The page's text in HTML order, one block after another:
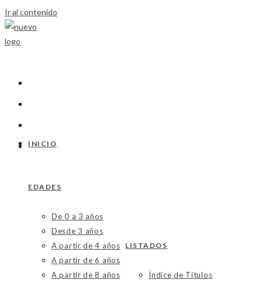
Ir al contenido
INICIO
EDADES
De 0 a 3 años
Desde 3 años
A partir de 4 años
A partir de 6 años
A partir de 8 años
LISTADOS
Índice de Títulos